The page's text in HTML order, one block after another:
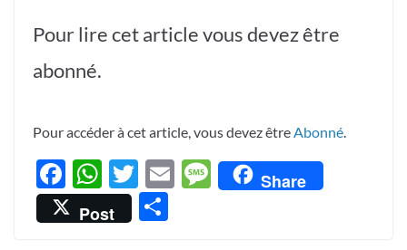
Pour lire cet article vous devez être
abonné.
Pour accéder à cet article, vous devez être Abonné
F
ac
e
W
h
at
T
w
itt
E
M
es
Share
Post